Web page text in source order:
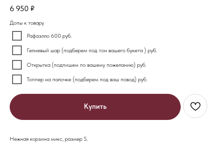
6 950 ₽
Допы к товару
Рафаэлло 600 руб.
Гелиевый шар (подберем под тон вашего букета ) руб.
Открытка (подпишем по вашему пожеланию) руб.
Топпер на палочке (подберем под ваш повод) руб.
Купить
Нежная корзина микс, размер S.